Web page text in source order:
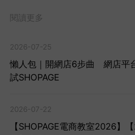
閱讀更多
2026-07-25
懶人包｜開網店6步曲 網店平
試SHOPAGE
2026-07-22
【SHOPAGE電商教室2026】